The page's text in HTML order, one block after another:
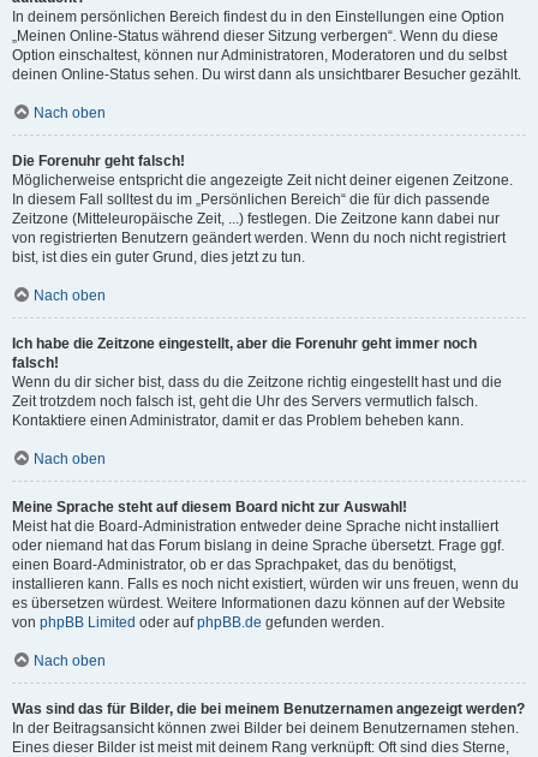
In deinem persönlichen Bereich findest du in den Einstellungen eine Option
„Meinen Online-Status während dieser Sitzung verbergen“. Wenn du diese
Option einschaltest, können nur Administratoren, Moderatoren und du selbst
deinen Online-Status sehen. Du wirst dann als unsichtbarer Besucher gezählt.
Nach oben
Die Forenuhr geht falsch!
Möglicherweise entspricht die angezeigte Zeit nicht deiner eigenen Zeitzone.
In diesem Fall solltest du im „Persönlichen Bereich“ die für dich passende
Zeitzone (Mitteleuropäische Zeit, ...) festlegen. Die Zeitzone kann dabei nur
von registrierten Benutzern geändert werden. Wenn du noch nicht registriert
bist, ist dies ein guter Grund, dies jetzt zu tun.
Nach oben
Ich habe die Zeitzone eingestellt, aber die Forenuhr geht immer noch
falsch!
Wenn du dir sicher bist, dass du die Zeitzone richtig eingestellt hast und die
Zeit trotzdem noch falsch ist, geht die Uhr des Servers vermutlich falsch.
Kontaktiere einen Administrator, damit er das Problem beheben kann.
Nach oben
Meine Sprache steht auf diesem Board nicht zur Auswahl!
Meist hat die Board-Administration entweder deine Sprache nicht installiert
oder niemand hat das Forum bislang in deine Sprache übersetzt. Frage ggf.
einen Board-Administrator, ob er das Sprachpaket, das du benötigst,
installieren kann. Falls es noch nicht existiert, würden wir uns freuen, wenn du
es übersetzen würdest. Weitere Informationen dazu können auf der Website
von phpBB Limited oder aufphpBB.de gefunden werden.
Nach oben
Was sind das für Bilder, die bei meinem Benutzernamen angezeigt werden?
In der Beitragsansicht können zwei Bilder bei deinem Benutzernamen stehen.
Eines dieser Bilder ist meist mit deinem Rang verknüpft: Oft sind dies Sterne,